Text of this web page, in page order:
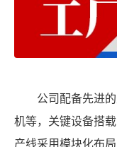
公司配备先进
机等，关键设备搭
产线采用模块化布